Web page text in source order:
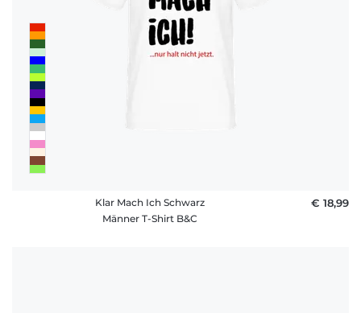
Klar Mach Ich Schwarz
Männer T-Shirt B&C
€ 18,99